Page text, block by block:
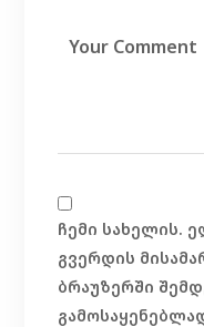
ჩემი სახელის.
გვერდის
ბრაუზერში